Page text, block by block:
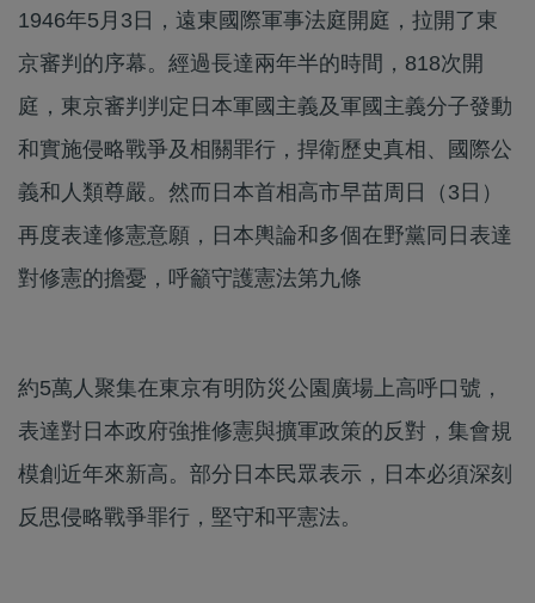
1946年5月3日，遠東國際軍事法庭開庭，拉開了東
京審判的序幕。經過長達兩年半的時間，818次開
庭，東京審判判定日本軍國主義及軍國主義分子發動
和實施侵略戰爭及相關罪行，捍衛歷史真相、國際公
義和人類尊嚴。然而日本首相高市早苗周日（3日）
再度表達修憲意願，日本輿論和多個在野黨同日表達
對修憲的擔憂，呼籲守護憲法第九條
約5萬人聚集在東京有明防災公園廣場上高呼口號，
表達對日本政府強推修憲與擴軍政策的反對，集會規
模創近年來新高。部分日本民眾表示，日本必須深刻
反思侵略戰爭罪行，堅守和平憲法。